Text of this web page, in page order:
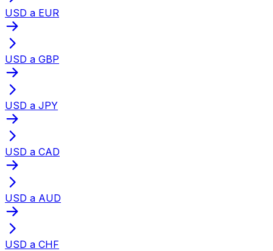
USD a EUR
USD a GBP
USD a JPY
USD a CAD
USD a AUD
USD a CHF